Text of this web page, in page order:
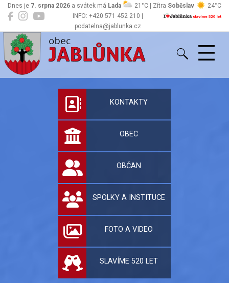
INFO: +420 571 452 210 |
podatelna@jablunka.cz
Dnes je 7. srpna 2026 a svátek má Lada 21°C | Zítra Soběslav 24°C
Jablůnka
Oficiální stránky
KONTAKTY
OBEC
OBČAN
SPOLKY A INSTITUCE
FOTO A VIDEO
SLAVÍME 520 LET